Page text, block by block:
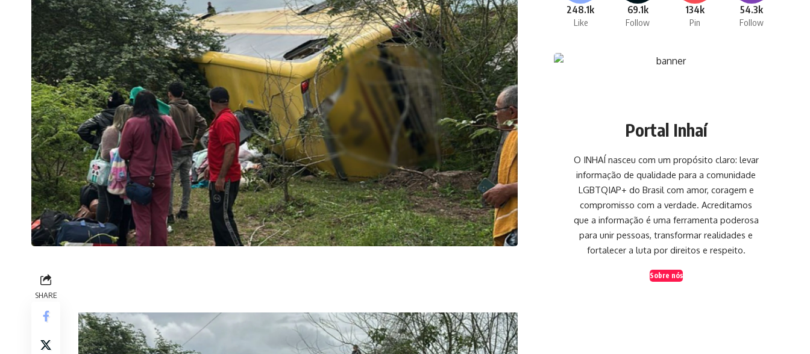
SHARE
248.1k
Like
69.1k
Follow
134k
Pin
54.3k
Follow
Portal Inhaí
O INHAÍ nasceu com um propósito claro: levar
informação de qualidade para a comunidade
LGBTQIAP+ do Brasil com amor, coragem e
compromisso com a verdade. Acreditamos
que a informação é uma ferramenta poderosa
para unir pessoas, transformar realidades e
fortalecer a luta por direitos e respeito.
Sobre nós